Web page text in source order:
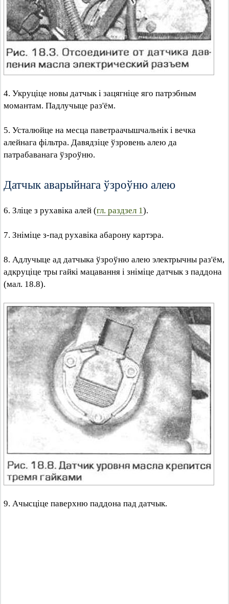
4. Укруціце новы датчык і зацягніце яго патрэбным
момантам. Падлучыце раз'ём.
5. Усталюйце на месца паветраачышчальнік і вечка
алейнага фільтра. Давядзіце ўзровень алею да
патрабаванага ўзроўню.
Датчык аварыйнага ўзроўню алею
6. Зліце з рухавіка алей (гл. раздзел 1).
7. Зніміце з-пад рухавіка абарону картэра.
8. Адлучыце ад датчыка ўзроўню алею электрычны раз'ём,
адкруціце тры гайкі мацавання і зніміце датчык з паддона
(мал. 18.8).
9. Ачысціце паверхню паддона пад датчык.